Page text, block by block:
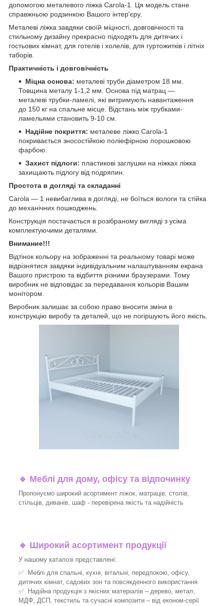
допомогою металевого ліжка Carola-1. Ця модель стане
справжньою родзинкою Вашого інтер'єру.
Металеві ліжка завдяки своїй міцності, довговічності та
стильному дизайну прекрасно підходять для дитячих і
гостьових кімнат, для готелів і холелів, для гуртожитків і літніх
таборів.
Практичність і довговічність
Міцна основа: металеві труби діаметром 18 мм.
Товщина металу 1-1,2 мм. Основа під матрац —
металеві трубки-ламелі, які витримують навантаження
до 150 кг на спальне місце. Відстань між трубками-
ламельями становить 9-10 см.
Надійне покриття: металеве ліжко Carola-1
покривається зносостійкою поліефірною порошковою
фарбою.
Захист підлоги: пластикові заглушки на ніжках ліжка
захищають підлогу від подряпин.
Простота в догляді та складанні
Carola — 1 невибаглива в догляді, не боїться вологи та стійка
до механічних пошкоджень.
Конструкція постачається в розібраному вигляді з усіма
комплектуючими деталями.
Внимание!!!
Відтінок кольору на зображенні та реальному товарі може
відрізнятися завдяки індивідуальним налаштуванням екрана
Вашого пристрою та відбиття різними браузерами. Тому
виробник не відповідає за передавання кольорів Вашим
монітором.
Виробник залишає за собою право вносити зміни в
конструкцію виробу та деталей, що не погіршують його якість.
🔹 Меблі для дому, офісу та відпочинку
Пропонуємо широкий асортимент ліжок, матраців, столів,
стільців, диванів, шаф - перевірена якість та надійність
🔹 Широкий асортимент продукції
У нашому каталозі представлені:
✅ Меблі для спальні, кухні, вітальні, передпокою, офісу,
дитячих кімнат, садових зон та повсякденного використання
✅ Надійна продукція з якісних матеріалів – дерево, метал,
МДФ, ДСП, текстиль та сучасні композити – від економ-серії